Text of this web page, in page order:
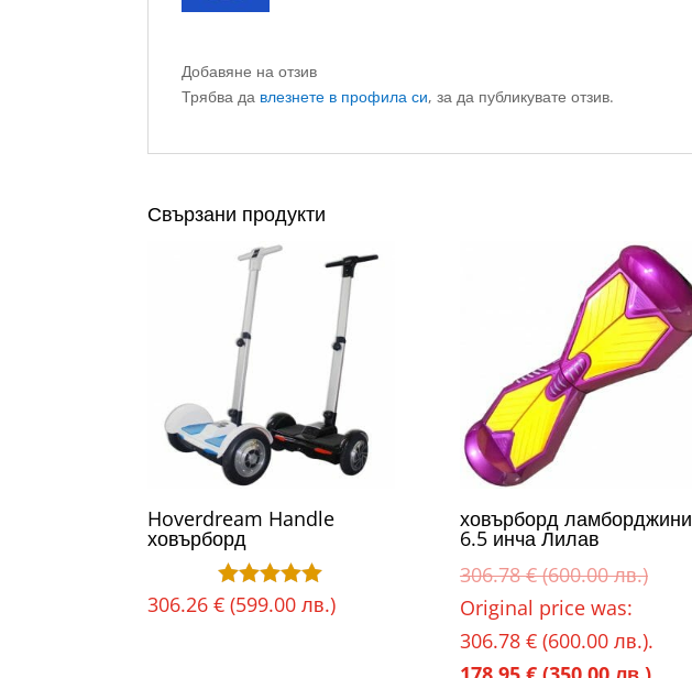
Добавяне на отзив
Трябва да влезнете в профила си, за да публикувате отзив.
Свързани продукти
Hoverdream Handle
ховърборд
Оценено с
5.00
306.26€ (599.00 лв.)
ховърборд ламборджини
6.5 инча Лилав
306.78€ (600.00 лв.)
Original price was:
306.78 € (600.00 лв.).